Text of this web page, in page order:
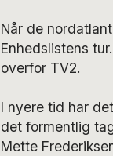
Når de
Enhedslistens
overfor TV2.
I nyere tid har
det formentlig
Mette